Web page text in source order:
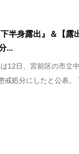
半身露出』＆【
...
12日、宮前区の市立
戒処分にしたと公表。